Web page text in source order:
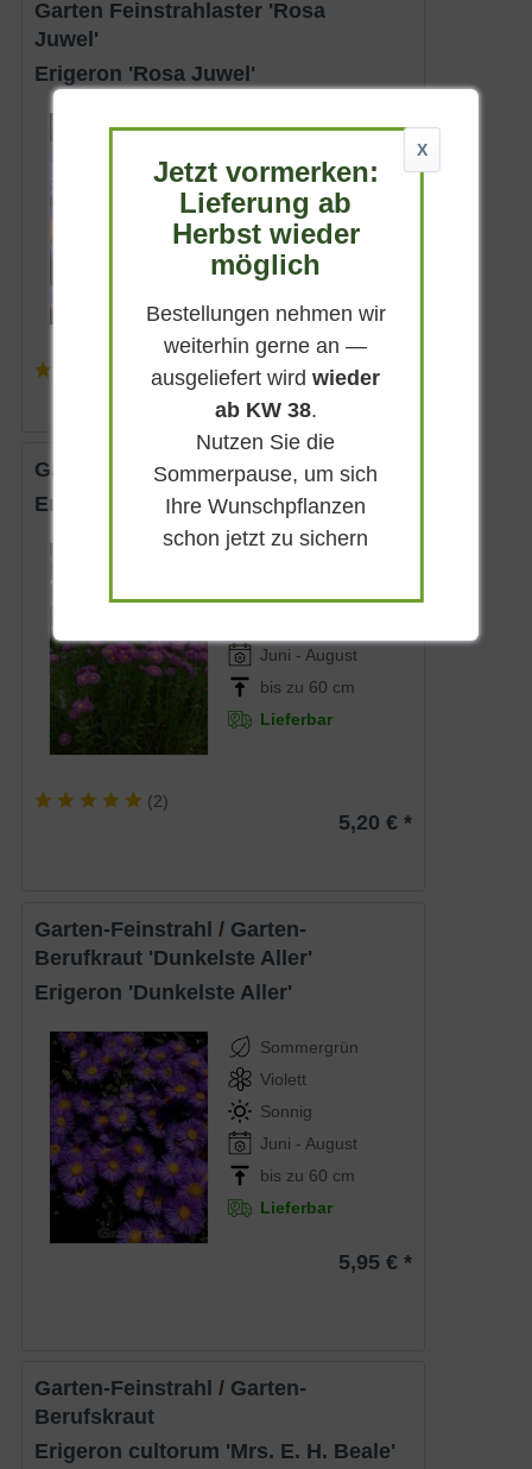
Garten Feinstrahlaster 'Rosa
Juwel'
Erigeron 'Rosa Juwel'
Sommergrün
Rosaviolett
Juni - August
40 - 70 cm
(2)
4,95 € *
Garten-Feinstrahl 'Karminstrahl'
Erigeron cultorum 'Karminstrahl'
Juni - August
bis zu 60 cm
Lieferbar
(2)
5,20 € *
Garten-Feinstrahl / Garten-
Berufkraut 'Dunkelste Aller'
Erigeron 'Dunkelste Aller'
Sommergrün
Violett
Sonnig
Juni - August
bis zu 60 cm
Lieferbar
5,95 € *
Garten-Feinstrahl / Garten-
Berufskraut
Erigeron cultorum 'Mrs. E. H. Beale'
X
Jetzt vormerken:
Lieferung ab
Herbst wieder
möglich
Bestellungen nehmen wir
weiterhin gerne an —
ausgeliefert wirdwieder
ab KW 38.
Nutzen Sie die
Sommerpause, um sich
Ihre Wunschpflanzen
schon jetzt zu sichern